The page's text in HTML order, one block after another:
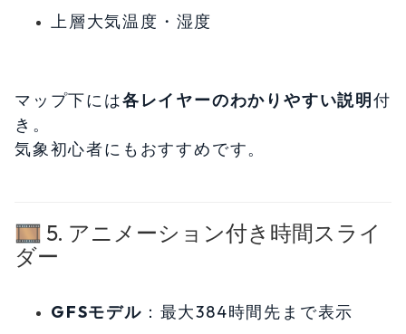
上層大気温度・湿度
マップ下には各レイヤーのわかりやすい説明付
き。
気象初心者にもおすすめです。
🎞️ 5. アニメーション付き時間スライ
ダー
GFSモデル ：最大384時間先まで表示